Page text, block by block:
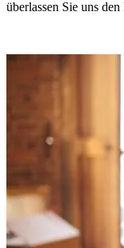
überlassen Sie uns den